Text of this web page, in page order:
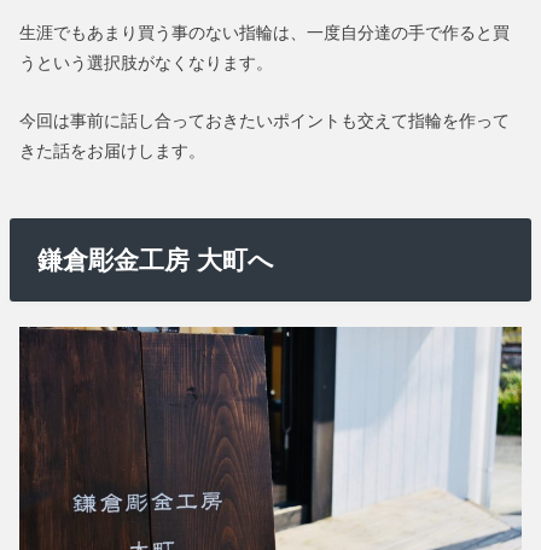
生涯でもあまり買う事のない指輪は、一度自分達の手で作ると買
うという選択肢がなくなります。
今回は事前に話し合っておきたいポイントも交えて指輪を作って
きた話をお届けします。
鎌倉彫金工房 大町へ